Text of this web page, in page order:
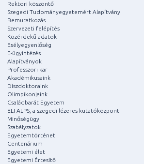
Rektori köszöntő
Szegedi Tudományegyetemért Alapítvány
Bemutatkozás
Szervezeti felépítés
Közérdekű adatok
Esélyegyenlőség
E-ügyintézés
Alapítványok
Professzori kar
Akadémikusaink
Díszdoktoraink
Olimpikonjaink
Családbarát Egyetem
ELI-ALPS, a szegedi lézeres kutatóközpont
Minőségügy
Szabályzatok
Egyetemtörténet
Centenárium
Egyetemi élet
Egyetemi Értesítő